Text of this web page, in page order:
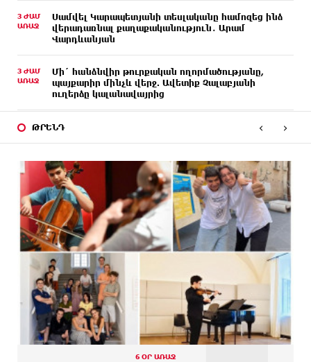
3 ԺԱՄ
ԱՌԱՋ
Սամվել Կարապետյանի տեսլականը համոզեց ինձ
վերադառնալ քաղաքականություն․ Արամ
Վարդևանյան
3 ԺԱՄ
ԱՌԱՋ
Մի´ հանձնվիր թուրքական ողորմածությանը,
պայքարիր մինչև վերջ. Ավետիք Չալաբյանի
ուղերձը կալանավայրից
3 ԺԱՄ
«Չեմ վերադառնալու փաստաբանական
Հայաստանը կարիք ունի Ավետիք Չալաբյանի
նման խելացի, աշխատասեր և զարգացած մարդու.
Արմեն Մանվելյան
3 ԺԱՄ
ԱՌԱՋ
Հիմա. Նարեկ Կարապետյանի ճեպազրույցը
2 ԺԱՄ
Հարցնում են իրար.«ամուսինդ ո՞նց է, քեռիդ ո՞նց
է». Մարուքյանը հիասթափված է նորընտիր
խորհրդարանից
2 ԺԱՄ
ԱՌԱՋ
Ոչխարները արևային էլեկտրակայանի մոտ, և դա
փոխում է պատկերացումները էներգիայի
արտադրության մասին
ԹՐԵՆԴ
6 ՕՐ ԱՌԱՋ
‹ ›